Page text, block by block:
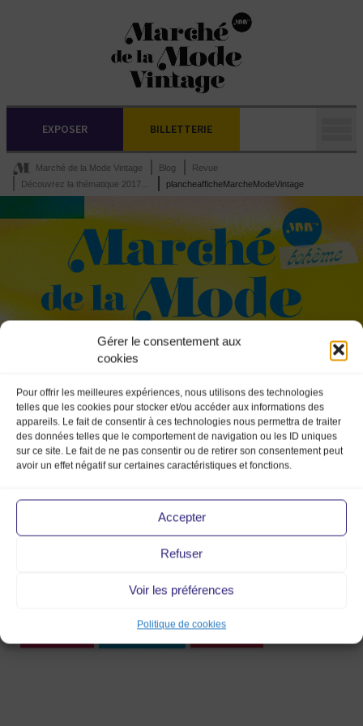
Gérer le consentement aux
cookies
Pour offrir les meilleures expériences, nous utilisons des technologies
telles que les cookies pour stocker et/ou accéder aux informations des
appareils. Le fait de consentir à ces technologies nous permettra de traiter
des données telles que le comportement de navigation ou les ID uniques
sur ce site. Le fait de ne pas consentir ou de retirer son consentement peut
avoir un effet négatif sur certaines caractéristiques et fonctions.
Accepter
Refuser
Voir les préférences
Politique de cookies
EXPOSER BILLETTERIE
Marché de la Mode Vintage Blog
Revue
Découvrez la thématique 2017…
plancheafficheMarcheModeVintage
plancheafficheMarcheModeVintage
3 Nov 2016